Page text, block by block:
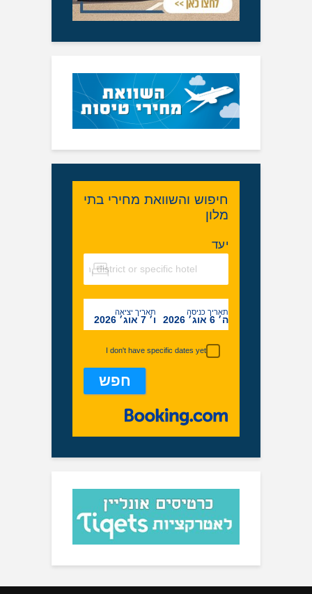
חיפוש והשוואת מחירי בתי
מלון
יעד
תאריך כניסה
ה׳ 6 אוג׳ 2026
תאריך יציאה
ו׳ 7 אוג׳ 2026
I don't have specific dates yet